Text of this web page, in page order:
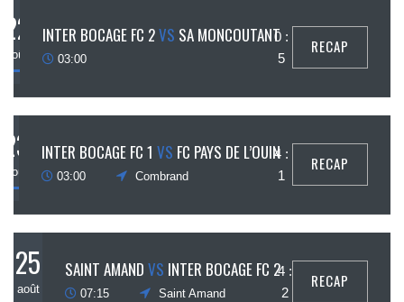
22
août
INTER BOCAGE FC 2VS SA MONCOUTANT
03:00
0 :
5
RECAP
23
août
INTER BOCAGE FC 1 VS FC PAYS DE L’OUIN
03:00 Combrand
4 :
1
RECAP
25
août
SAINT AMAND VS INTER BOCAGE FC 2
07:15 Saint Amand
4 :
2
RECAP